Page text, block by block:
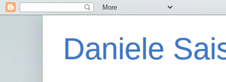
Daniele